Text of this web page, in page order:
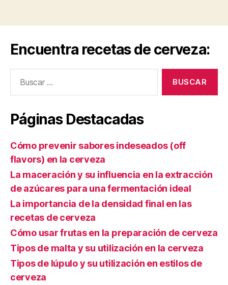
Encuentra recetas de cerveza:
Páginas Destacadas
Cómo prevenir sabores indeseados (off
flavors) en la cerveza
La maceración y su influencia en la extracción
de azúcares para una fermentación ideal
La importancia de la densidad final en las
recetas de cerveza
Cómo usar frutas en la preparación de cerveza
Tipos de malta y su utilización en la cerveza
Tipos de lúpulo y su utilización en estilos de
cerveza